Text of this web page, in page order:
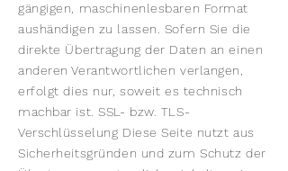
gängigen, maschinenlesbaren Format
aushändigen zu lassen. Sofern Sie die
direkte Übertragung der Daten an einen
anderen Verantwortlichen verlangen,
erfolgt dies nur, soweit es technisch
machbar ist. SSL- bzw. TLS-
Verschlüsselung Diese Seite nutzt aus
Sicherheitsgründen und zum Schutz der